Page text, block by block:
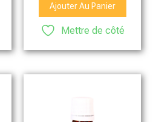
Ajouter Au Panier
Mettre de côté